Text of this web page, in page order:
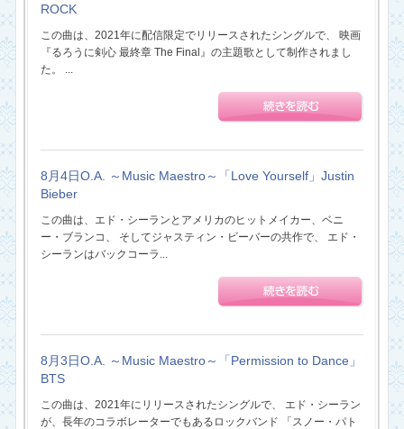
ROCK
この曲は、2021年に配信限定でリリースされたシングルで、 映画
『るろうに剣心 最終章 The Final』の主題歌として制作されまし
た。 ...
8月4日O.A. ～Music Maestro～「Love Yourself」Justin
Bieber
この曲は、エド・シーランとアメリカのヒットメイカー、ベニ
ー・ブランコ、 そしてジャスティン・ビーバーの共作で、 エド・
シーランはバックコーラ...
8月3日O.A. ～Music Maestro～「Permission to Dance」
BTS
この曲は、2021年にリリースされたシングルで、 エド・シーラン
が、長年のコラボレーターでもあるロックバンド 「スノー・パト